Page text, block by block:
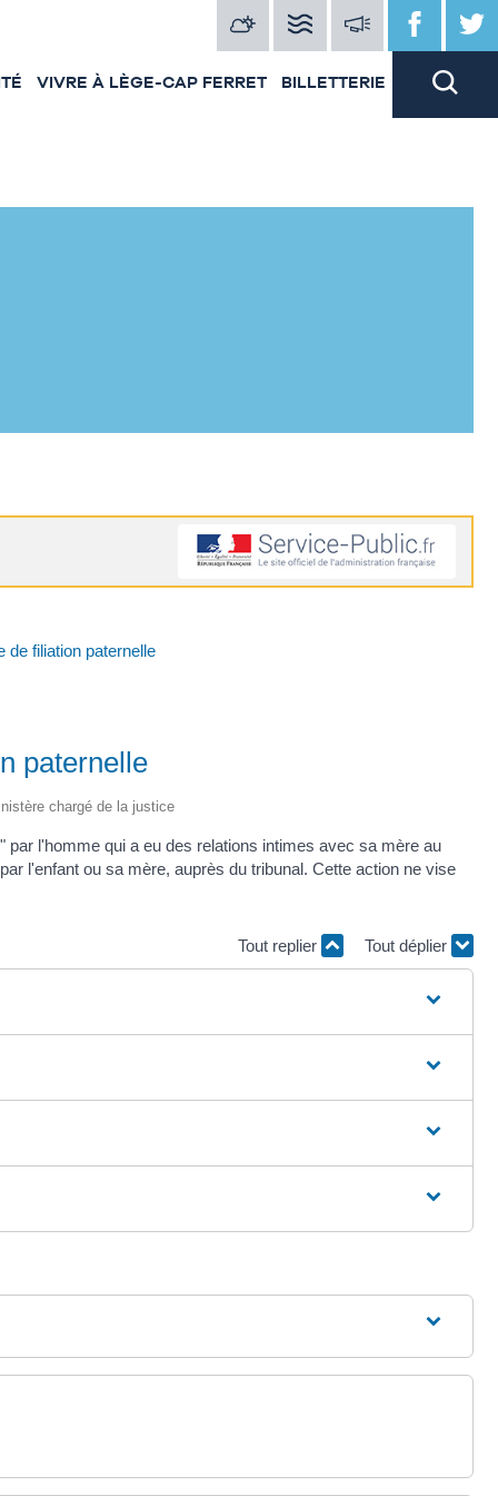
VIVRE À LÈGE-CAP FERRET BILLETTERIE
de filiation paternelle
paternelle
chargé de la justice
l'homme qui a eu des relations intimes avec sa mère au
l'enfant ou sa mère, auprès du tribunal. Cette action ne vise
Tout replier Tout déplier